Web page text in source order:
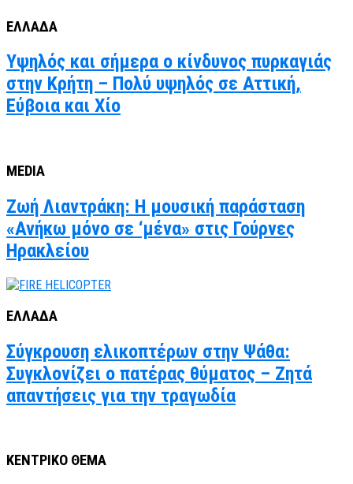
ΕΛΛΑΔΑ
Υψηλός και σήμερα ο κίνδυνος πυρκαγιάς
στην Κρήτη – Πολύ υψηλός σε Αττική,
Εύβοια και Χίο
MEDIA
Ζωή Λιαντράκη: Η μουσική παράσταση
«Ανήκω μόνο σε ‘μένα» στις Γούρνες
Ηρακλείου
ΕΛΛΑΔΑ
Σύγκρουση ελικοπτέρων στην Ψάθα:
Συγκλονίζει ο πατέρας θύματος – Ζητά
απαντήσεις για την τραγωδία
ΚΕΝΤΡΙΚΟ ΘΕΜΑ